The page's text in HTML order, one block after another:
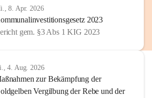
8. Apr. 2026
2023
gem. §3 Abs 1 KIG 2023
4. Aug. 2026
zur Bekämpfung der
Vergilbung der Rebe und der